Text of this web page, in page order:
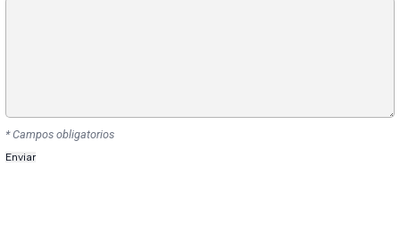
* Campos obligatorios